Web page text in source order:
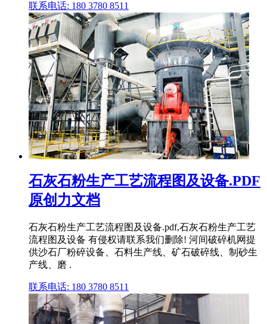
联系电话: 180 3780 8511
石灰石粉生产工艺流程图及设备.PDF
原创力文档
石灰石粉生产工艺流程图及设备.pdf,石灰石粉生产工艺
流程图及设备 有侵权请联系我们删除! 河间破碎机网提
供沙石厂粉碎设备、石料生产线、矿石破碎线、制砂生
产线、磨 .
联系电话: 180 3780 8511